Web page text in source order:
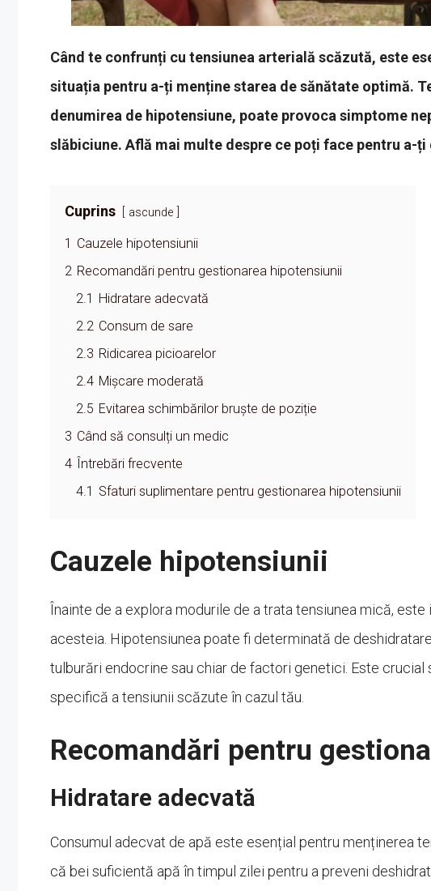
Când te confrunți cu tensiunea arterială scăzută, este
situația pentru a-ți menține starea de sănătate optimă.
denumirea de hipotensiune, poate provoca simptome
slăbiciune. Află mai multe despre ce poți face pentru a-
Cuprins ascunde
1 Cauzele hipotensiunii
2 Recomandări pentru gestionarea hipotensiunii
2.1
Hidratare adecvată
2.2 Consum de sare
2.3 Ridicarea picioarelor
2.4 Mișcare moderată
2.5 Evitarea schimbărilor bruște de poziție
3 Când să consulți un medic
4
Întrebări frecvente
4.1 Sfaturi suplimentare pentru gestionarea hipotensiunii
Cauzele hipotensiunii
Înainte de a explora modurile de a trata tensiunea mică,
acesteia. Hipotensiunea poate fi determinată de
tulburări endocrine sau chiar de factori genetici. Este
specifică a tensiunii scăzute în cazul tău.
Recomandări pentru
Hidratare adecvată
Consumul adecvat de apă este esențial pentru menținerea
că bei suficientă apă în timpul zilei pentru a preveni